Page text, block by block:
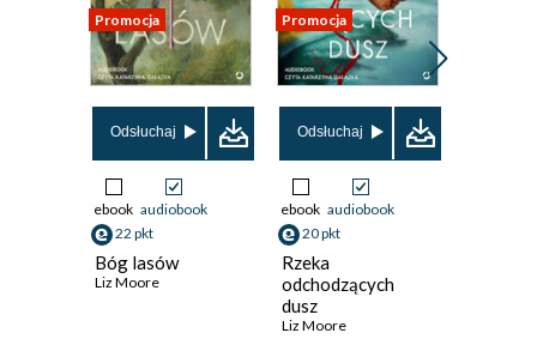
Promocja
Odsłuchaj
ebook audiobook
22 pkt
Bóg lasów
Liz Moore
Promocja
Odsłuchaj
ebook audiobook
20 pkt
Rzeka
odchodzących
dusz
Liz Moore